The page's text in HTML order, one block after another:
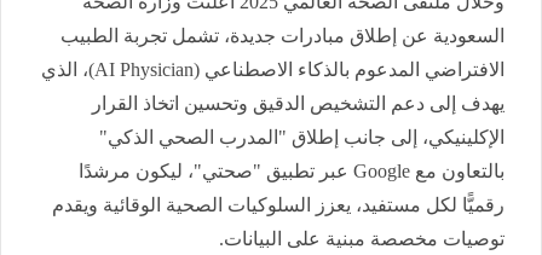
السعودية عن إطلاق مبادرات جديدة، تشمل تجربة الطبيب
الافتراضي المدعوم بالذكاء الاصطناعي (AI Physician)، الذي
يهدف إلى دعم التشخيص الدقيق وتحسين اتخاذ القرار
الإكلينيكي، إلى جانب إطلاق "المدرب الصحي الذكي"
بالتعاون مع Google عبر تطبيق "صحتي"، ليكون مرشدًا
رقميًّا لكل مستفيد، يعزز السلوكيات الصحية الوقائية ويقدم
توصيات مخصصة مبنية على البيانات.